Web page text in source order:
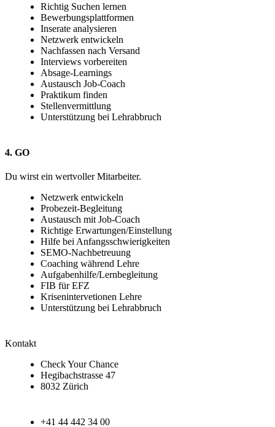
Richtig Suchen lernen
Bewerbungsplattformen
Inserate analysieren
Netzwerk entwickeln
Nachfassen nach Versand
Interviews vorbereiten
Absage-Learnings
Austausch Job-Coach
Praktikum finden
Stellenvermittlung
Unterstützung bei Lehrabbruch
4. GO
Du wirst ein wertvoller Mitarbeiter.
Netzwerk entwickeln
Probezeit-Begleitung
Austausch mit Job-Coach
Richtige Erwartungen/Einstellung
Hilfe bei Anfangsschwierigkeiten
SEMO-Nachbetreuung
Coaching während Lehre
Aufgabenhilfe/Lernbegleitung
FIB für EFZ
Krisenintervetionen Lehre
Unterstützung bei Lehrabbruch
Kontakt
Check Your Chance
Hegibachstrasse 47
8032 Zürich
+41 44 442 34 00